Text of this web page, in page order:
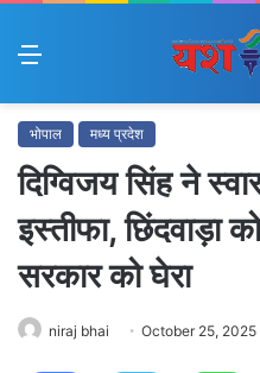
Menu
भोपाल मध्य प्रदेश
दिग्विजय सिंह ने
इस्तीफा, छिंदवाड़ा
सरकार को घेरा
niraj bhai October 25, 2025